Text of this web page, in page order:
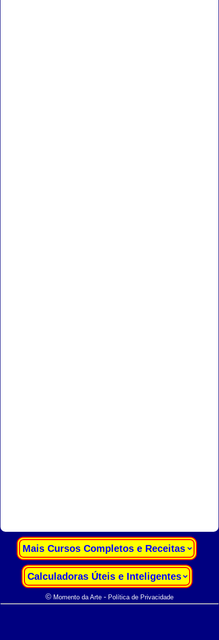
© Momento da Arte- Política de Privacidade